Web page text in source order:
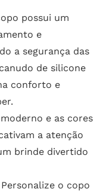
possui um
e
a segurança das
de silicone
conforto e
e as cores
a atenção
brinde divertido
Personalize o copo